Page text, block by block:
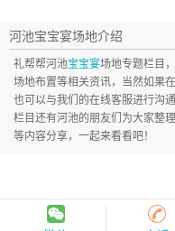
河池宝宝宴场地介绍
礼帮帮河池宝宝宴场地专题栏目
场地布置等相关资讯，当然如果
也可以与我们的在线客服进行沟
栏目还有河池的朋友们为大家整
等内容分享，一起来看看吧！